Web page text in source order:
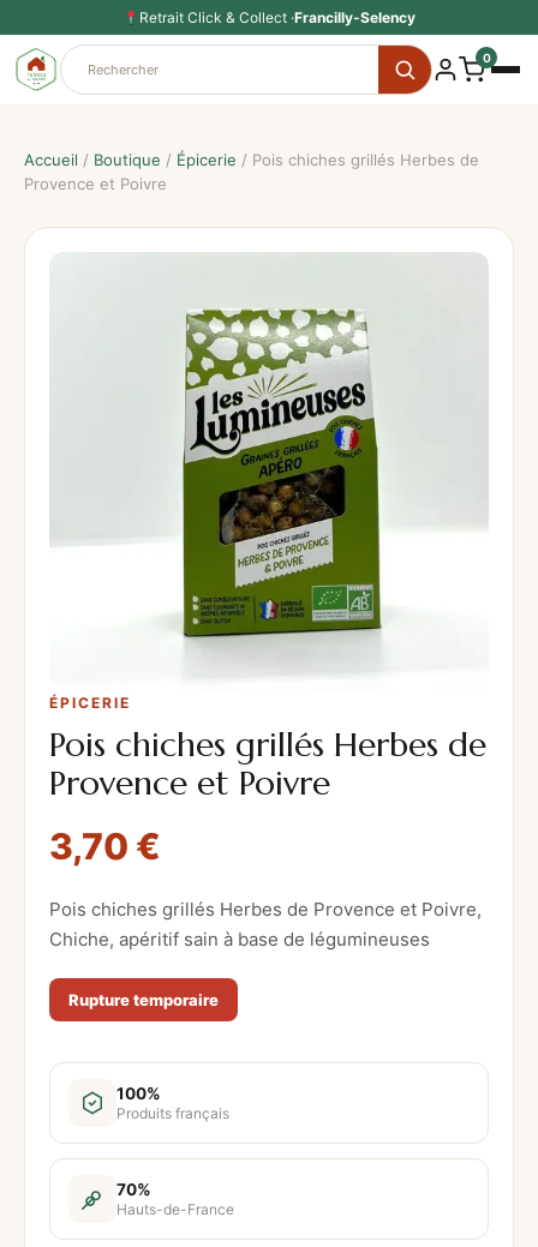
contenu
Retrait Click & Collect ·Francilly-Selency
0
Accueil / Boutique / Épicerie / Pois chiches grillés Herbes de
Provence et Poivre
ÉPICERIE
Pois chiches grillés Herbes de
Provence et Poivre
3,70 €
Pois chiches grillés Herbes de Provence et Poivre,
Chiche, apéritif sain à base de légumineuses
Rupture temporaire
100%
Produits français
70%
Hauts-de-France